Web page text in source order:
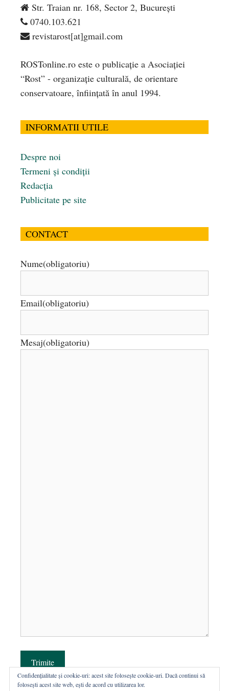
Str. Traian nr. 168, Sector 2, București
0740.103.621
revistarost[at]gmail.com
ROSTonline.ro este o publicaţie a Asociaţiei
“Rost” - organizaţie culturală, de orientare
conservatoare, înfiinţată în anul 1994.
INFORMATII UTILE
Despre noi
Termeni și condiții
Redacția
Publicitate pe site
CONTACT
Nume(obligatoriu)
Email(obligatoriu)
Mesaj(obligatoriu)
Trimite
Confidențialitate și cookie-uri: acest site folosește cookie-uri. Dacă continui să
folosești acest site web, ești de acord cu utilizarea lor.